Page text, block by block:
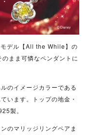
デル【All the While】の
まま可憐なペンダントに
のイメージカラーである
います。トップの地金・
製。
のマリッジリングペアま